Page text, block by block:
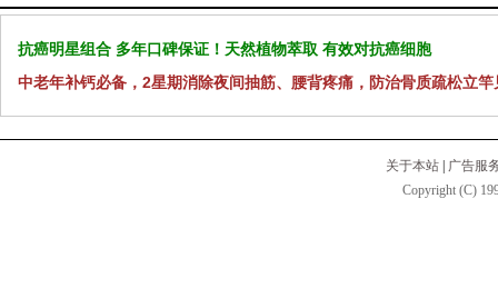
抗癌明星组合 多年口碑保证！天然植物萃取 有效对抗癌细胞
中老年补钙必备，2星期消除夜间抽筋、腰背疼痛，防治骨质疏松立竿
关于本站
广告服
Copyright (C)